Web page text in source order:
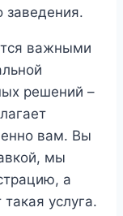
заведения.
важными
решений –
вам. Вы
мы
а
услуга.